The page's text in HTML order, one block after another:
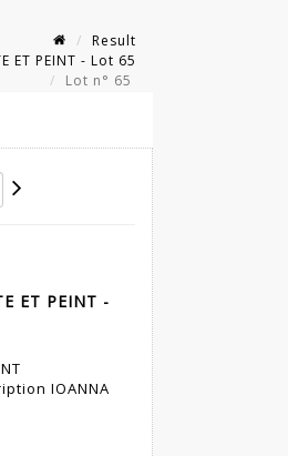
Result
ET PEINT - Lot 65
Lot n° 65
ET PEINT -
IOANNA